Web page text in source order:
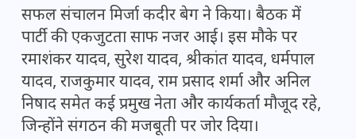
सफल संचालन मिर्जा कदीर बेग ने किया। बैठक में
पार्टी की एकजुटता साफ नजर आई। इस मौके पर
रमाशंकर यादव, सुरेश यादव, श्रीकांत यादव, धर्मपाल
यादव, राजकुमार यादव, राम प्रसाद शर्मा और अनिल
निषाद समेत कई प्रमुख नेता और कार्यकर्ता मौजूद रहे,
जिन्होंने संगठन की मजबूती पर जोर दिया।